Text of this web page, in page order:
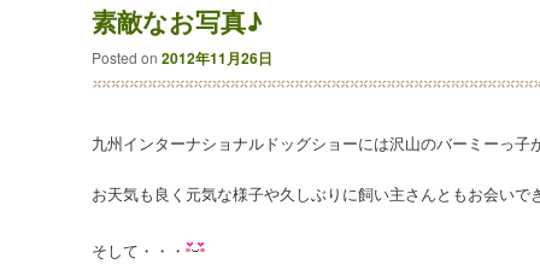
素敵なお写真♪
Posted on 2012年11月26日
九州インターナショナルドッグショーには沢山のバーミーっ子
お天気も良く元気な様子や久しぶりに飼い主さんともお会い
そして・・・